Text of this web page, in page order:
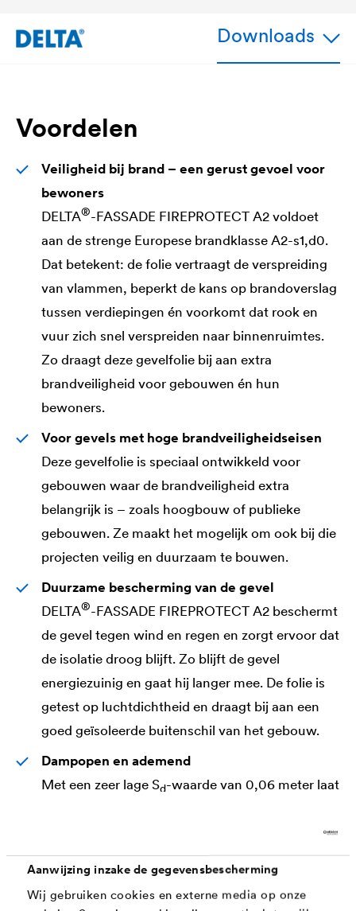
Aanwijzing inzake de gegevensbescherming
Wij gebruiken cookies en externe media op onze
Downloads
Voordelen
Veiligheid bij brand – een gerust gevoel voor
bewoners
DELTA®-FASSADE FIREPROTECT A2 voldoet
aan de strenge Europese brandklasse A2-s1,d0.
Dat betekent: de folie vertraagt de verspreiding
van vlammen, beperkt de kans op brandoverslag
tussen verdiepingen én voorkomt dat rook en
vuur zich snel verspreiden naar binnenruimtes.
Zo draagt deze gevelfolie bij aan extra
brandveiligheid voor gebouwen én hun
bewoners.
Voor gevels met hoge brandveiligheidseisen
Deze gevelfolie is speciaal ontwikkeld voor
gebouwen waar de brandveiligheid extra
belangrijk is – zoals hoogbouw of publieke
gebouwen. Ze maakt het mogelijk om ook bij die
projecten veilig en duurzaam te bouwen.
Duurzame bescherming van de gevel
DELTA®-FASSADE FIREPROTECT A2 beschermt
de gevel tegen wind en regen en zorgt ervoor dat
de isolatie droog blijft. Zo blijft de gevel
energiezuinig en gaat hij langer mee. De folie is
getest op luchtdichtheid en draagt bij aan een
goed geïsoleerde buitenschil van het gebouw.
Dampopen en ademend
Met een zeer lage Sd-waarde van 0,06 meter laat
condensatie vlot verdampen, en blijft de gevel